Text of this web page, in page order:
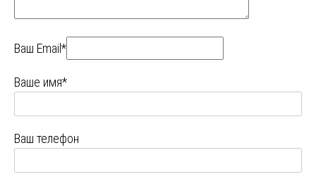
Ваш Email*
Ваше имя*
Ваш телефон